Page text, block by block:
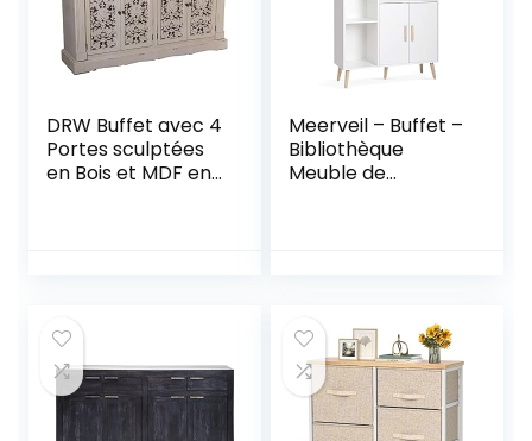
DRW Buffet avec 4
Portes sculptées
en Bois et MDF en
Meerveil – Buffet –
Bibliothèque
Meuble de
120 cm, Blanc